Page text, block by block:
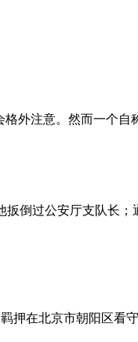
外注意。然而一个
倒过公安厅支队长
押在北京市朝阳区